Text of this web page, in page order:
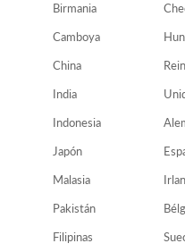
Birmania
Camboya
China
India
Indonesia
Japón
Malasia
Pakistán
Filipinas